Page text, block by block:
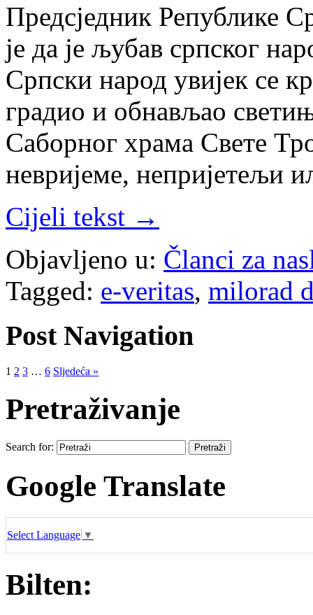
Предсједник Републике
је да је љубав српског
Српски народ увијек се
градио и обнављао
Саборног храма Свете
невријеме, непријетељи
Cijeli tekst →
Objavljeno u: Članci za
Tagged: e-veritas, milorad
Post Navigation
1 2 3 … 6 Sljedeća »
Pretraživanje
Search for:
Google Translate
Select Language ▼
Bilten: